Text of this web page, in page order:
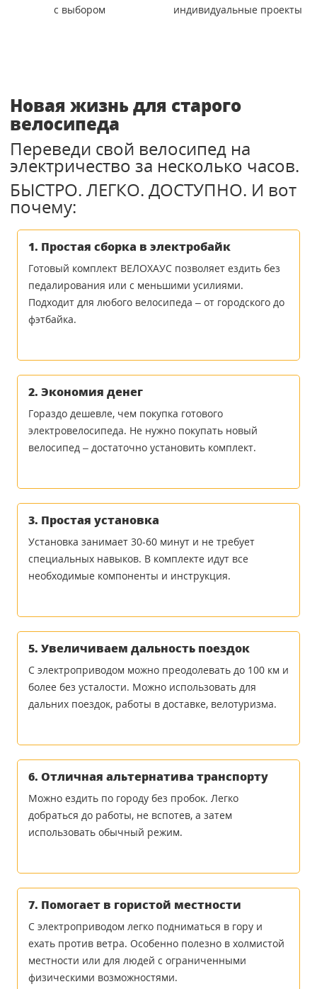
с выбором
индивидуальные проекты
Новая жизнь для старого
велосипеда
Переведи свой велосипед на
электричество за несколько часов.
БЫСТРО. ЛЕГКО. ДОСТУПНО. И вот
почему:
1. Простая сборка в электробайк
Готовый комплект ВЕЛОХАУС позволяет ездить без
педалирования или с меньшими усилиями.
Подходит для любого велосипеда – от городского до
фэтбайка.
2. Экономия денег
Гораздо дешевле, чем покупка готового
электровелосипеда. Не нужно покупать новый
велосипед – достаточно установить комплект.
3. Простая установка
Установка занимает 30-60 минут и не требует
специальных навыков. В комплекте идут все
необходимые компоненты и инструкция.
5. Увеличиваем дальность поездок
С электроприводом можно преодолевать до 100 км и
более без усталости. Можно использовать для
дальних поездок, работы в доставке, велотуризма.
6. Отличная альтернатива транспорту
Можно ездить по городу без пробок. Легко
добраться до работы, не вспотев, а затем
использовать обычный режим.
7. Помогает в гористой местности
С электроприводом легко подниматься в гору и
ехать против ветра. Особенно полезно в холмистой
местности или для людей с ограниченными
физическими возможностями.